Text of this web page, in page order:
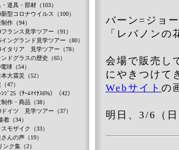
バーン=ジョ
「レバノン
会場で販売し
にやきつけて
Webサイト の
明日、3/6（
道具・部材（103）
新型コロナウイルス（100）
作（94）
フランス見学ツアー（91）
イングランド見学ツアー（80）
イタリア 見学ツアー（78）
ンドグラスの歴史（65）
球（54）
大震災（52）
47）
ﾝｼﾞ25（ﾁｰﾑﾏｲﾅｽ6%）（42）
作・商品（38）
ドイツ 見学ツアー（37）
着（34）
モザイク（33）
んの声（19）
ンク集（2）